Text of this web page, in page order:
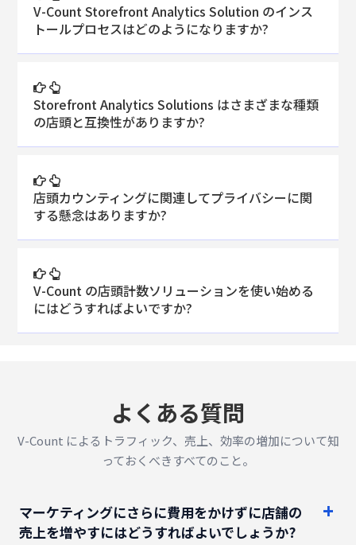
V-Count Storefront Analytics Solution のインス
トールプロセスはどのようになりますか?
Storefront Analytics Solutions はさまざまな種類
の店頭と互換性がありますか?
店頭カウンティングに関連してプライバシーに関
する懸念はありますか?
V-Count の店頭計数ソリューションを使い始める
にはどうすればよいですか?
よくある質問
V-Count によるトラフィック、売上、効率の増加について知
っておくべきすべてのこと。
マーケティングにさらに費用をかけずに店舗の
売上を増やすにはどうすればよいでしょうか?